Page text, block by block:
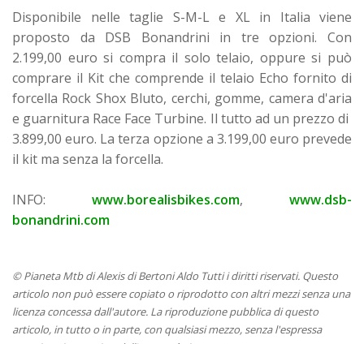
Disponibile nelle taglie S-M-L e XL in Italia viene
proposto da DSB Bonandrini in tre opzioni. Con
2.199,00 euro si compra il solo telaio, oppure si può
comprare il Kit che comprende il telaio Echo fornito di
forcella Rock Shox Bluto, cerchi, gomme, camera d'aria
e guarnitura Race Face Turbine. Il tutto ad un prezzo di
3.899,00 euro. La terza opzione a 3.199,00 euro prevede
il kit ma senza la forcella.
INFO: www.borealisbikes.com, www.dsb-
bonandrini.com
© Pianeta Mtb di Alexis di Bertoni Aldo Tutti i diritti riservati. Questo
articolo non può essere copiato o riprodotto con altri mezzi senza una
licenza concessa dall'autore. La riproduzione pubblica di questo
articolo, in tutto o in parte, con qualsiasi mezzo, senza l'espressa